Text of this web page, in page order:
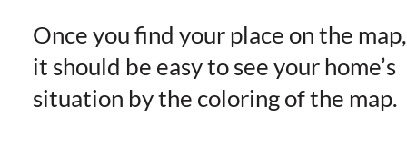
Once you find your place on the map,
it should be easy to see your home’s
situation by the coloring of the map.